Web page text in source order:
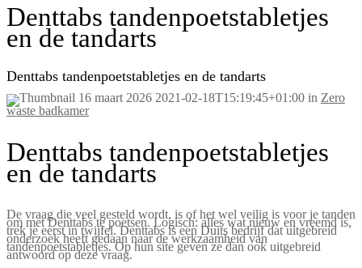
Denttabs tandenpoetstabletjes
en de tandarts
Denttabs tandenpoetstabletjes en de tandarts
16 maart 2026 2021-02-18T15:19:45+01:00 in Zero
waste badkamer
Denttabs tandenpoetstabletjes
en de tandarts
De vraag die veel gesteld wordt, is of het wel veilig is voor je tanden
om met Denttabs te poetsen. Logisch: alles wat nieuw en vreemd is,
trek je eerst in twijfel. Denttabs is een Duits bedrijf dat uitgebreid
onderzoek heeft gedaan naar de werkzaamheid van
tandenpoetstabletjes. Op hun site geven ze dan ook uitgebreid
antwoord op deze vraag.